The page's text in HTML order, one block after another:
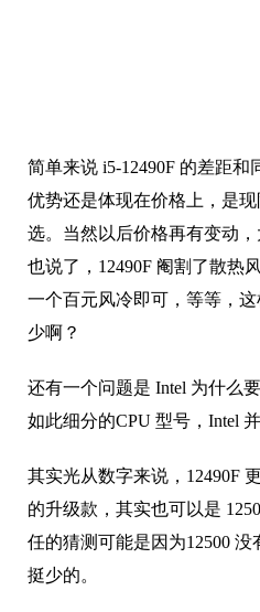
简单来说 i5-12490F 的差距
优势还是体现在价格上，是
选。当然以后价格再有变动
也说了，12490F 阉割了散热
一个百元风冷即可，等等，
少啊？
还有一个问题是 Intel 为什么
如此细分的CPU 型号，Intel
其实光从数字来说，12490F
的升级款，其实也可以是
任的猜测可能是因为12500
挺少的。